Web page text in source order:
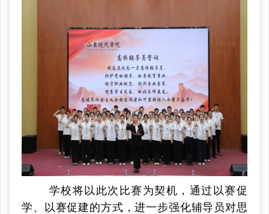
学校将以此次比赛为契机，通过以赛促
学、以赛促建的方式，进一步强化辅导员对思